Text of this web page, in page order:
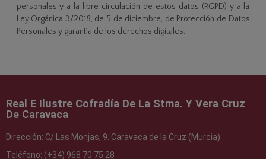
personales y a la libre circulación de estos datos (RGPD) y a la
Ley Orgánica 3/2018, de 5 de diciembre, de Protección de Datos
Personales y garantía de los derechos digitales.
Real E Ilustre Cofradía De La Stma. Y Vera Cruz
De Caravaca
Dirección: C/ Las Monjas, 9. Caravaca de la Cruz (Murcia)
Teléfono: (+34) 968 70 75 28